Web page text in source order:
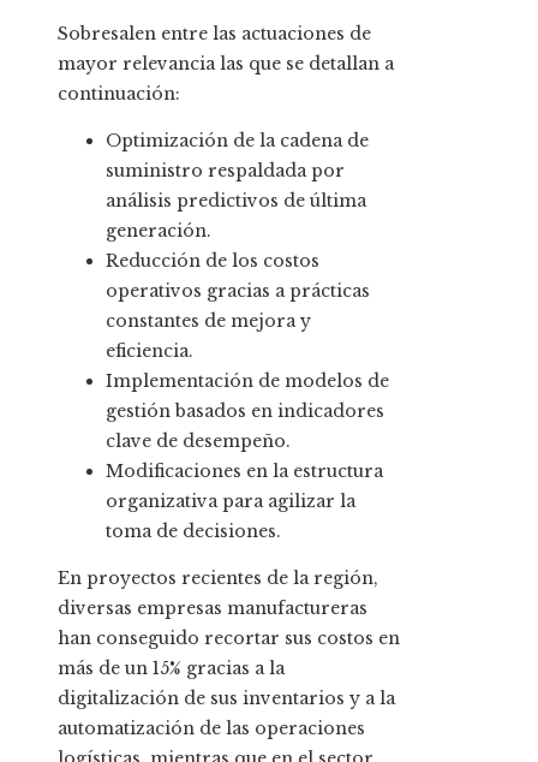
Sobresalen entre las actuaciones de
mayor relevancia las que se detallan a
continuación:
Optimización de la cadena de
suministro respaldada por
análisis predictivos de última
generación.
Reducción de los costos
operativos gracias a prácticas
constantes de mejora y
eficiencia.
Implementación de modelos de
gestión basados en indicadores
clave de desempeño.
Modificaciones en la estructura
organizativa para agilizar la
toma de decisiones.
En proyectos recientes de la región,
diversas empresas manufactureras
han conseguido recortar sus costos en
más de un 15% gracias a la
digitalización de sus inventarios y a la
automatización de las operaciones